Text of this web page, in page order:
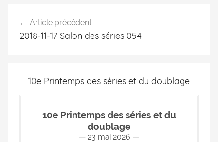
Article précédent
2018-11-17 Salon des séries 054
10e Printemps des séries et du doublage
10e Printemps des séries et du
doublage
23 mai 2026